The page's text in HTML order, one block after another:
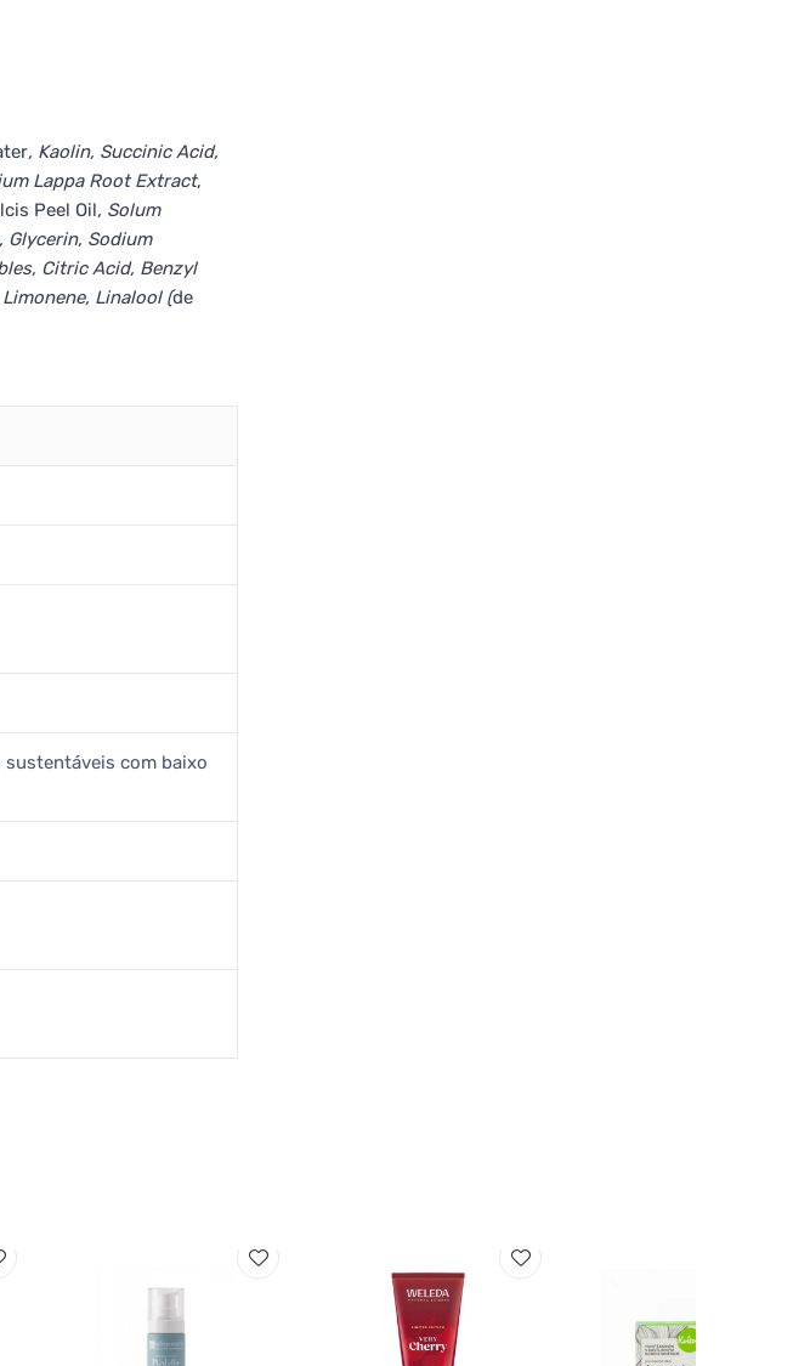
, Kaolin, Succinic Acid,
Lappa Root Extract,
Peel Oil, Solum
Glycerin, Sodium
Citric Acid, Benzyl
Linalool (de
com baixo